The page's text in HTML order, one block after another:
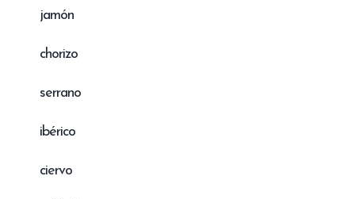
jamón
chorizo
serrano
ibérico
ciervo